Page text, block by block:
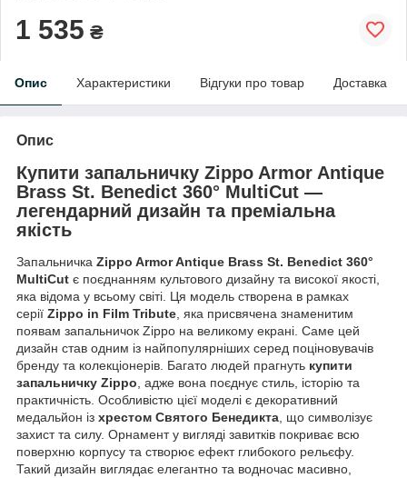
1 535 ₴
Опис Характеристики Відгуки про товар Доставка
Опис
Купити запальничку Zippo Armor Antique
Brass St. Benedict 360° MultiCut —
легендарний дизайн та преміальна
якість
Запальничка Zippo Armor Antique Brass St. Benedict 360°
MultiCut є поєднанням культового дизайну та високої якості,
яка відома у всьому світі. Ця модель створена в рамках
серії Zippo in Film Tribute, яка присвячена знаменитим
появам запальничок Zippo на великому екрані. Саме цей
дизайн став одним із найпопулярніших серед поціновувачів
бренду та колекціонерів. Багато людей прагнуть купити
запальничку Zippo, адже вона поєднує стиль, історію та
практичність. Особливістю цієї моделі є декоративний
медальйон із хрестом Святого Бенедикта, що символізує
захист та силу. Орнамент у вигляді завитків покриває всю
поверхню корпусу та створює ефект глибокого рельєфу.
Такий дизайн виглядає елегантно та водночас масивно,